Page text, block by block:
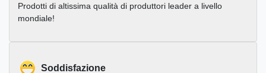
Prodotti di altissima qualità di produttori leader a livello
mondiale!
Soddisfazione